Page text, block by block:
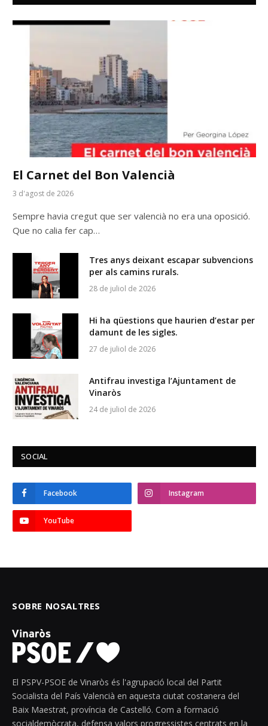
El Carnet del Bon Valencià
3 d'agost de 2026
Sempre havia cregut que ser valencià no era una oposició.
Que no calia fer cap…
Tres anys deixant escapar subvencions
per als camins rurals.
28 de juliol de 2026
Hi ha qüestions que haurien d’estar per
damunt de les sigles.
27 de juliol de 2026
Antifrau investiga l’Ajuntament de
Vinaròs
24 de juliol de 2026
SOCIAL
Facebook Instagram
YouTube
SOBRE NOSALTRES
El PSPV-PSOE de Vinaròs és l'agrupació local del Partit
Socialista del País Valencià en aquesta ciutat costanera del
Baix Maestrat, província de Castelló. Com a formació
socialdemòcrata, defensa valors progressistes centrats en la